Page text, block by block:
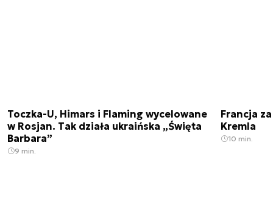
Toczka-U, Himars i Flaming wycelowane
w Rosjan. Tak działa ukraińska „Święta
Barbara”
9 min.
Francja
Kremla
10 min.